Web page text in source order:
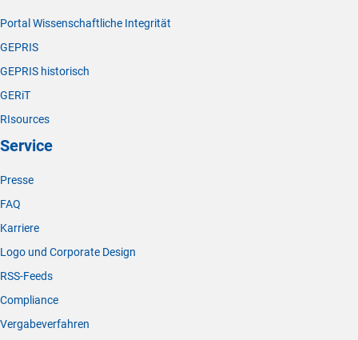
Portal Wissenschaftliche Integrität
GEPRIS
GEPRIS historisch
GERiT
RIsources
Service
Presse
FAQ
Karriere
Logo und Corporate Design
RSS-Feeds
Compliance
Vergabeverfahren